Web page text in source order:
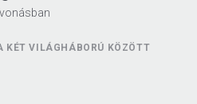
KÉT VILÁGHÁBORÚ KÖZÖTT